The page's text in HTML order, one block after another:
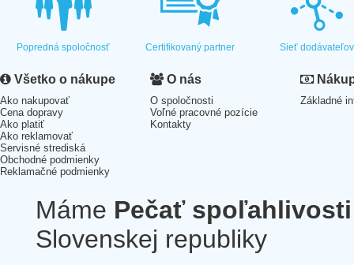
Popredná spoločnosť Certifikovaný partner Sieť dodávateľov
Všetko o nákupe
Ako nakupovať
Cena dopravy
Ako platiť
Ako reklamovať
Servisné strediská
Obchodné podmienky
Reklamačné podmienky
O nás
O spoločnosti
Voľné pracovné pozície
Kontakty
Základné
Máme Pečať spoľahlivosti
Slovenskej republiky